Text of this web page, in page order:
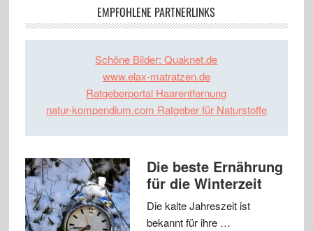
EMPFOHLENE PARTNERLINKS
Schöne Bilder: Quaknet.de
www.elax-matratzen.de
Ratgeberportal Haarentfernung
natur-kompendium.com Ratgeber für Naturstoffe
Die beste Ernährung
für die Winterzeit
Die kalte Jahreszeit ist
bekannt für ihre …